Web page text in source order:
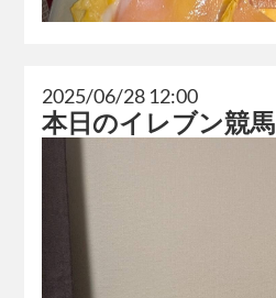
2025/06/28 12:00
本日のイレブン競馬